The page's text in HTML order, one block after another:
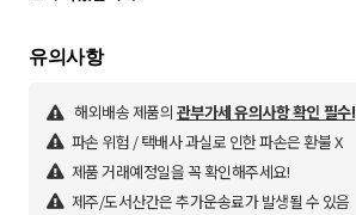
유의사항
해외배송 제품의 관부가세 유의사항 확인 필수!
파손 위험 / 택배사 과실로 인한 파손은 환불 X
제품 거래예정일을 꼭 확인해주세요!
제주/도서산간은 추가운송료가 발생될 수 있음